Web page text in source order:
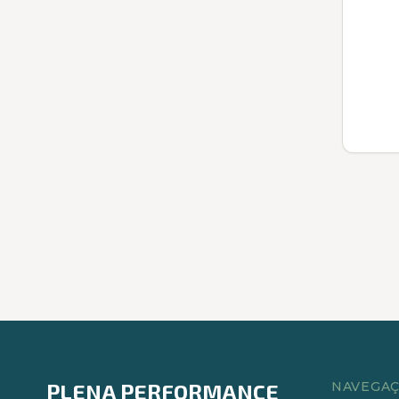
PLENA PERFORMANCE